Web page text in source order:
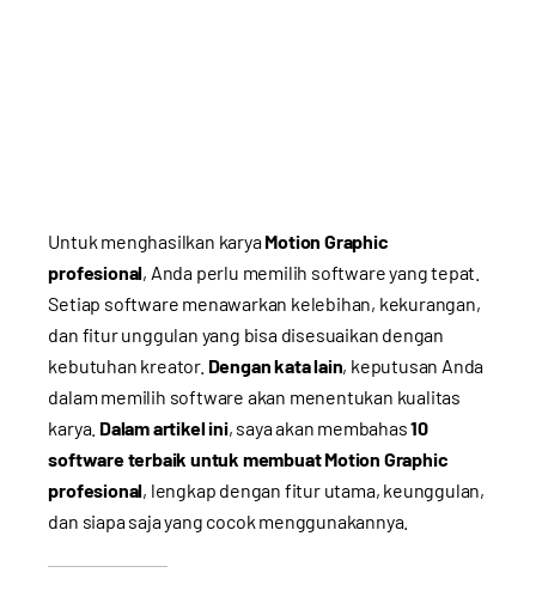
Untuk menghasilkan karyaMotion Graphic
profesional, Anda perlu memilih software yang tepat.
Setiap software menawarkan kelebihan, kekurangan,
dan fitur unggulan yang bisa disesuaikan dengan
kebutuhan kreator. Dengan kata lain, keputusan Anda
dalam memilih software akan menentukan kualitas
karya. Dalam artikel ini, saya akan membahas10
software terbaik untuk membuat Motion Graphic
profesional, lengkap dengan fitur utama, keunggulan,
dan siapa saja yang cocok menggunakannya.